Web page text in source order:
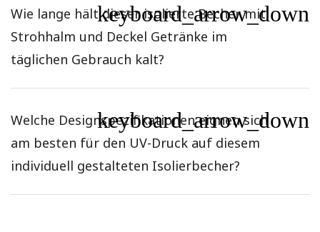
Wie lange hält dieser isolierte Becher mit
Strohhalm und Deckel Getränke im
täglichen Gebrauch kalt?
keyboard_arrow_down
Welche Designspezifikationen eignen sich
am besten für den UV-Druck auf diesem
individuell gestalteten Isolierbecher?
keyboard_arrow_down